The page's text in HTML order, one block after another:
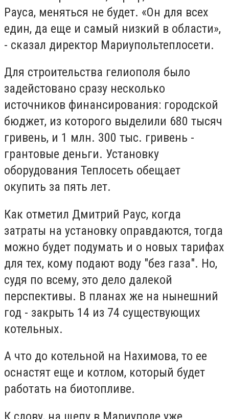
Рауса, меняться не будет. «Он для всех
един, да еще и самый низкий в области»,
- сказал директор Мариупольтеплосети.
Для строительства гелиополя было
задейстовано сразу несколько
источников финансирования: городской
бюджет, из которого выделили 680 тысяч
гривень, и 1 млн. 300 тыс. гривень -
грантовые деньги. Установку
оборудования Теплосеть обещает
окупить за пять лет.
Как отметил Дмитрий Раус, когда
затраты на установку оправдаются, тогда
можно будет подумать и о новых тарифах
для тех, кому подают воду "без газа". Но,
судя по всему, это дело далекой
перспективы. В планах же на нынешний
год - закрыть 14 из 74 существующих
котельных.
А что до котельной на Нахимова, то ее
оснастят еще и котлом, который будет
работать на биотопливе.